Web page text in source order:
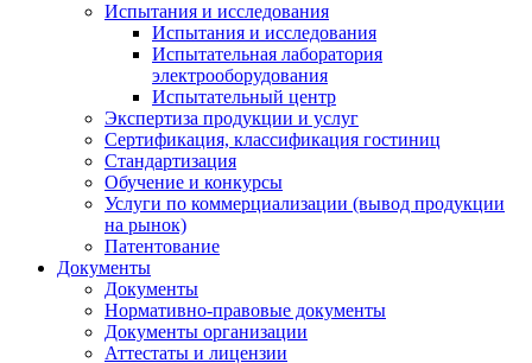
Испытания и исследования
Испытания и исследования
Испытательная лаборатория
электрооборудования
Испытательный центр
Экспертиза продукции и услуг
Сертификация, классификация гостиниц
Стандартизация
Обучение и конкурсы
Услуги по коммерциализации (вывод продукции
на рынок)
Патентование
Документы
Документы
Нормативно-правовые документы
Документы организации
Аттестаты и лицензии